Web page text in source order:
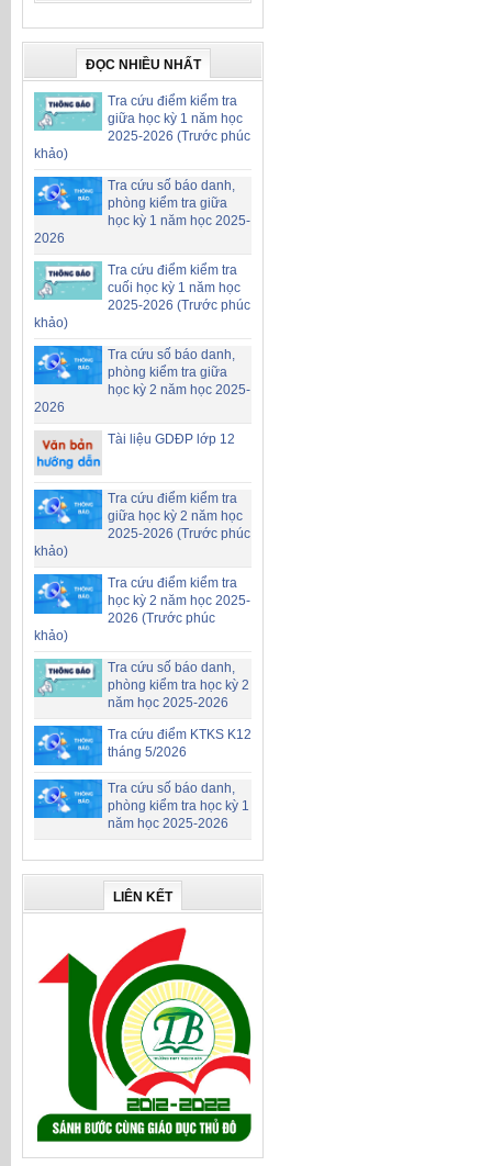
ĐỌC NHIỀU NHẤT
Tra cứu điểm kiểm tra
giữa học kỳ 1 năm học
2025-2026 (Trước phúc
khảo)
Tra cứu số báo danh,
phòng kiểm tra giữa
học kỳ 1 năm học 2025-
2026
Tra cứu điểm kiểm tra
cuối học kỳ 1 năm học
2025-2026 (Trước phúc
khảo)
Tra cứu số báo danh,
phòng kiểm tra giữa
học kỳ 2 năm học 2025-
2026
Tài liệu GDĐP lớp 12
Tra cứu điểm kiểm tra
giữa học kỳ 2 năm học
2025-2026 (Trước phúc
khảo)
Tra cứu điểm kiểm tra
học kỳ 2 năm học 2025-
2026 (Trước phúc
khảo)
Tra cứu số báo danh,
phòng kiểm tra học kỳ 2
năm học 2025-2026
Tra cứu điểm KTKS K12
tháng 5/2026
Tra cứu số báo danh,
phòng kiểm tra học kỳ 1
năm học 2025-2026
LIÊN KẾT